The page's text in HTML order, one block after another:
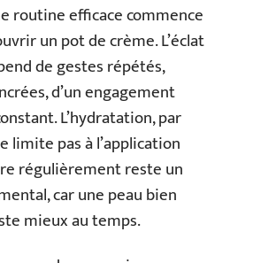
routine efficace commence
un pot de crème. L’éclat
de gestes répétés,
d’un engagement
L’hydratation, par
limite pas à l’application
régulièrement reste un
car une peau bien
mieux au temps.